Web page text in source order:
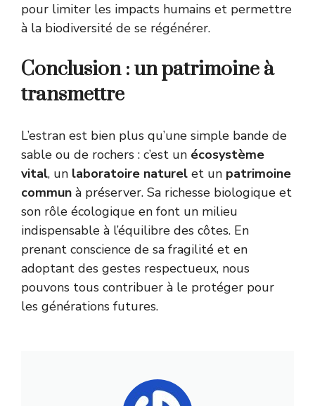
pour limiter les impacts humains et permettre
à la biodiversité de se régénérer.
Conclusion : un patrimoine à
transmettre
L’estran est bien plus qu’une simple bande de
sable ou de rochers : c’est un écosystème
vital, un laboratoire naturel et un patrimoine
commun à préserver. Sa richesse biologique et
son rôle écologique en font un milieu
indispensable à l’équilibre des côtes. En
prenant conscience de sa fragilité et en
adoptant des gestes respectueux, nous
pouvons tous contribuer à le protéger pour
les générations futures.